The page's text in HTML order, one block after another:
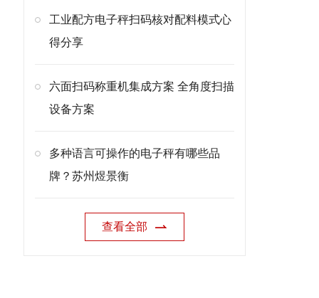
工业配方电子秤扫码核对配料模式心
得分享
六面扫码称重机集成方案 全角度扫描
设备方案
多种语言可操作的电子秤有哪些品
牌？苏州煜景衡
查看全部